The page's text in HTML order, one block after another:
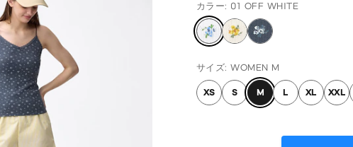
カラー: 01 OFF WHITE
サイズ: WOMEN M
XS S M L XL XXL